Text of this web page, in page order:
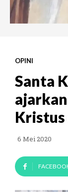
OPINI
Santa
6 Mei 2020